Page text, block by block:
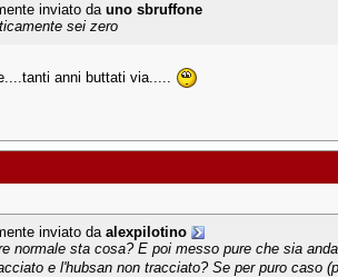
inviato da uno sbruffone
sei zero
anni buttati via.....
inviato da alexpilotino
normale sta cosa? E poi messo pure che sia
e l'hubsan non tracciato? Se per puro caso